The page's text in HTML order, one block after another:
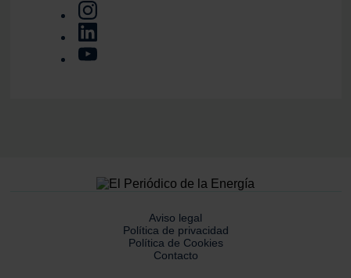
Aviso legal
Política de privacidad
Política de Cookies
Contacto